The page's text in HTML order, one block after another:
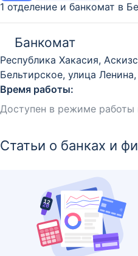
1 отделение и банкомат в
Банкомат
Республика Хакасия,
Бельтирское, улица
Время работы:
Доступен в режиме работы
Статьи о банках и